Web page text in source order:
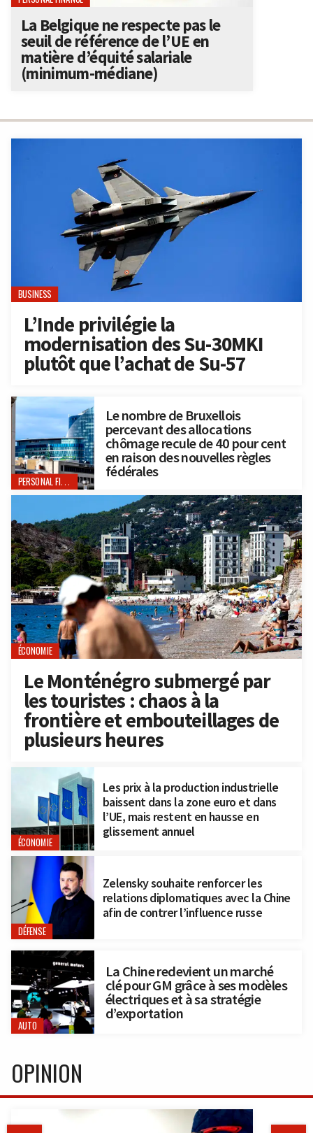
BUSINESS
L’Inde privilégie la
modernisation des Su-30MKI
plutôt que l’achat de Su-57
PERSONAL FINANCE
Le nombre de Bruxellois
percevant des allocations
chômage recule de 40 pour cent
en raison des nouvelles règles
fédérales
ÉCONOMIE
Le Monténégro submergé par
les touristes : chaos à la
frontière et embouteillages de
plusieurs heures
ÉCONOMIE
Les prix à la production industrielle
baissent dans la zone euro et dans
l’UE, mais restent en hausse en
glissement annuel
DÉFENSE
Zelensky souhaite renforcer les
relations diplomatiques avec la Chine
afin de contrer l’influence russe
AUTO
La Chine redevient un marché
clé pour GM grâce à ses modèles
électriques et à sa stratégie
d’exportation
La Belgique ne respecte pas le
seuil de référence de l’UE en
matière d’équité salariale
(minimum-médiane)
OPINION